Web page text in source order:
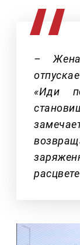
– Жена
«Иди